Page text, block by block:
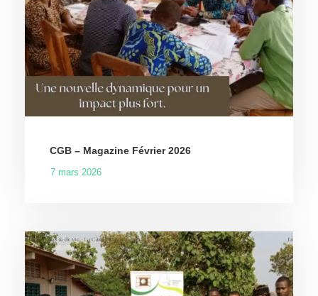
CGB – Magazine Février 2026
7 mars 2026